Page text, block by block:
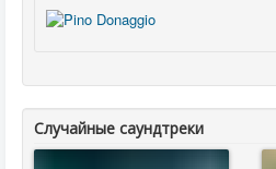
Случайные саундтреки